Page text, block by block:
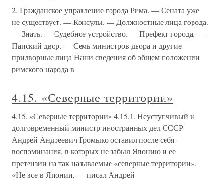
2. Гражданское управление города Рима. — Сената уже
не существует. — Консулы. — Должностные лица города.
— Знать. — Судебное устройство. — Префект города. —
Папский двор. — Семь министров двора и другие
придворные лица Наши сведения об общем положении
римского народа в
4.15. «Северные территории»
4.15. «Северные территории» 4.15.1. Неуступчивый и
долговременный министр иностранных дел СССР
Андрей Андреевич Громыко оставил после себя
воспоминания, в которых не забыл Японию и ее
претензии на так называемые «северные территории».
«Не все в Японии, — писал Андрей